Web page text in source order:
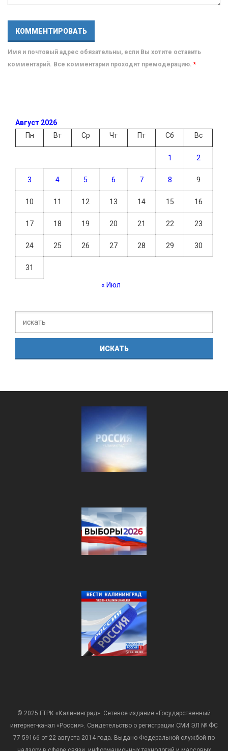
Имя и почтовый адрес обязательны, если Вы хотите оставить
комментарий. Все комментарии проходят премодерацию. *
Август 2026
Пн
Вт Ср Чт Пт Сб Вс
1 2
3 4 5 6 7 8 9
10 11 12 13 14 15 16
17 18 19 20 21 22 23
24 25 26 27 28 29 30
31
« Июл
© 2025 ГТРК «Калининград». Сетевое издание «Государственный
интернет-канал «Россия». Свидетельство о регистрации СМИ ЭЛ № ФС
77-59166 от 22 августа 2014 года. Выдано Федеральной службой по